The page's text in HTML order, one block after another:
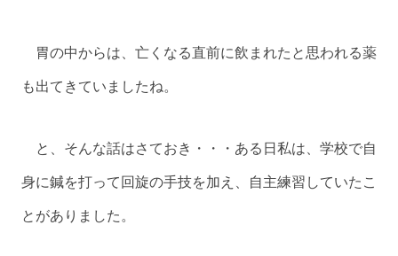
胃の中からは、亡くなる直前に飲まれたと思われる薬
も出てきていましたね。
と、そんな話はさておき・・・ある日私は、学校で自
身に鍼を打って回旋の手技を加え、自主練習していたこ
とがありました。